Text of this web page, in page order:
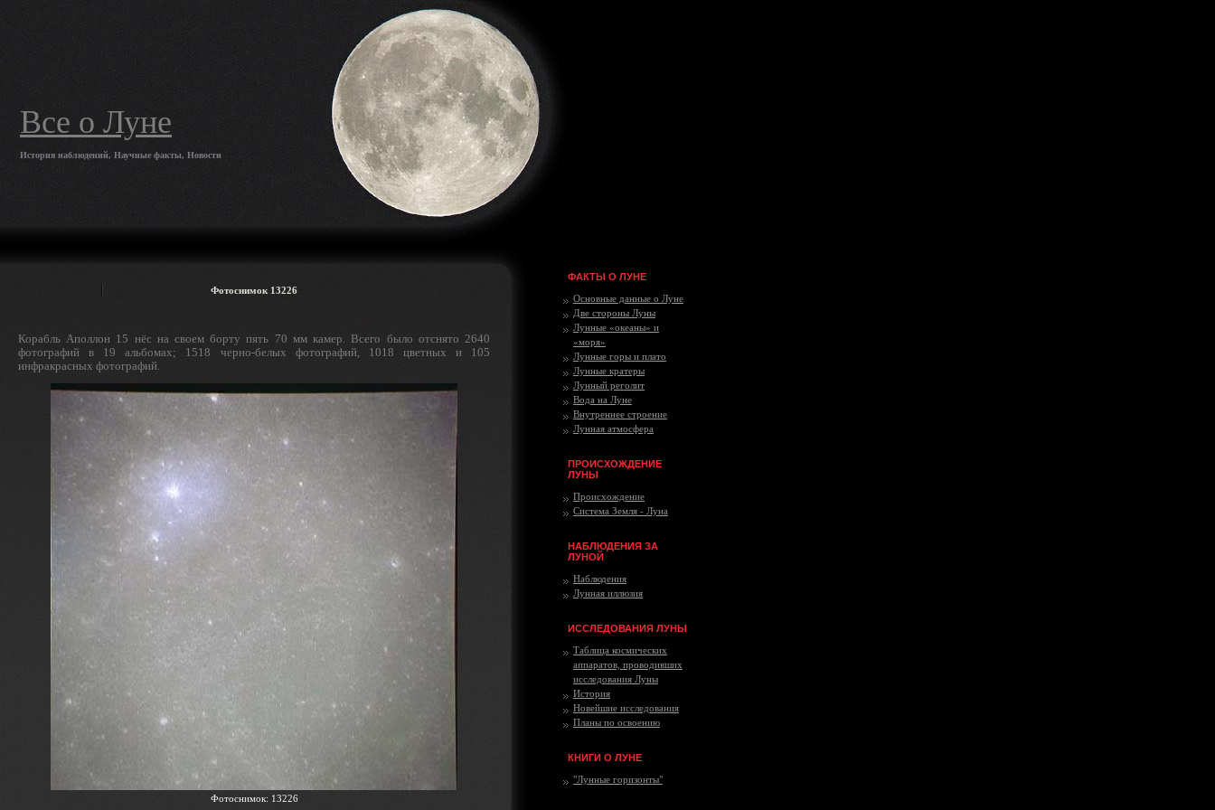
Все о Луне
История наблюдений, Научные факты, Новости
Фотоснимок 13226
Корабль Аполлон 15 нёс на своем борту пять 70 мм камер. Всего было отснято 2640
фотографий в 19 альбомах; 1518 черно-белых фотографий, 1018 цветных и 105
инфракрасных фотографий.
Фотоснимок: 13226
ФАКТЫ О ЛУНЕ
Основные данные о Луне
Две стороны Луны
Лунные «океаны» и
«моря»
Лунные горы и плато
Лунные кратеры
Лунный реголит
Вода на Луне
Внутреннее строение
Лунная атмосфера
ПРОИСХОЖДЕНИЕ
ЛУНЫ
Происхождение
Система Земля - Луна
НАБЛЮДЕНИЯ ЗА
ЛУНОЙ
Наблюдения
Лунная иллюзия
ИССЛЕДОВАНИЯ ЛУНЫ
Таблица космических
аппаратов, проводивших
исследования Луны
История
Новейшие исследования
Планы по освоению
КНИГИ О ЛУНЕ
"Лунные горизонты"